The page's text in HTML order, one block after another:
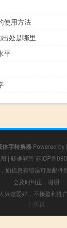
使用方法
出处是哪里
平
体字转换器Powered by
| 疑难解答 苏ICP备
如信息有错误可发邮
会及时纠正，谢谢
兴趣爱好，不接盈利性
小男孩